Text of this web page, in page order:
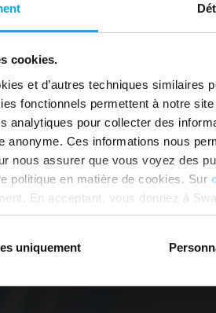
cookies.
et d’autres techniques similaires
fonctionnels permettent à notre
analytiques pour collecter des
anonyme. Ces informations nous
nous assurer que vous voyez des
politique en matière de cookies. Sur
En acceptant, vous donnez à
les paramètres des cookies pour
uniquement
Votre abonnement
réparations et
Voir